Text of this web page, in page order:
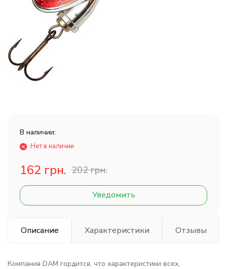
В наличии:
Нет в наличии
162 грн. 202 грн.
Уведомить
Описание Характеристики Отзывы
Компания DAM гордится, что характеристики всех,